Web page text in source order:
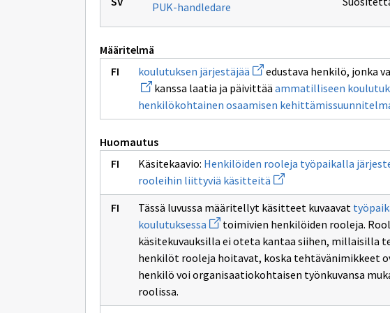
PUK-handledare
Määritelmä
koulutuksen järjestäjää Avaa
uuden
ikkunan
sivulle
koulutuksen
järjestäjää
edustava henkilö, jonka
kanssa laatia ja päivittää ammatilliseen
henkilökohtainen osaamisen
Huomautus
Käsitekaavio: Henkilöiden rooleja työpaikalla
rooleihin liittyviä käsitteitä Avaa
uuden
ikkunan
sivulle
Henkilöiden
rooleja
työpaikalla
järjestettävässä
koulutuksessa
ja
Tässä luvussa määritellyt käsitteet kuvaavat
koulutuksessa Avaa
uuden
ikkunan
sivulle
työpaikalla
järjestettävässä
toimivien henkilöiden rooleja.
käsitekuvauksilla ei oteta kantaa siihen, millaisilla
henkilöt rooleja hoitavat, koska tehtävänimikkeet
henkilö voi organisaatiokohtaisen työnkuvansa
roolissa.